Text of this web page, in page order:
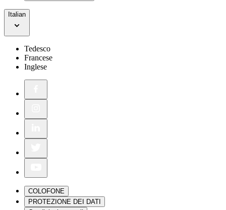
Italian
Tedesco
Francese
Inglese
COLOFONE
PROTEZIONE DEI DATI